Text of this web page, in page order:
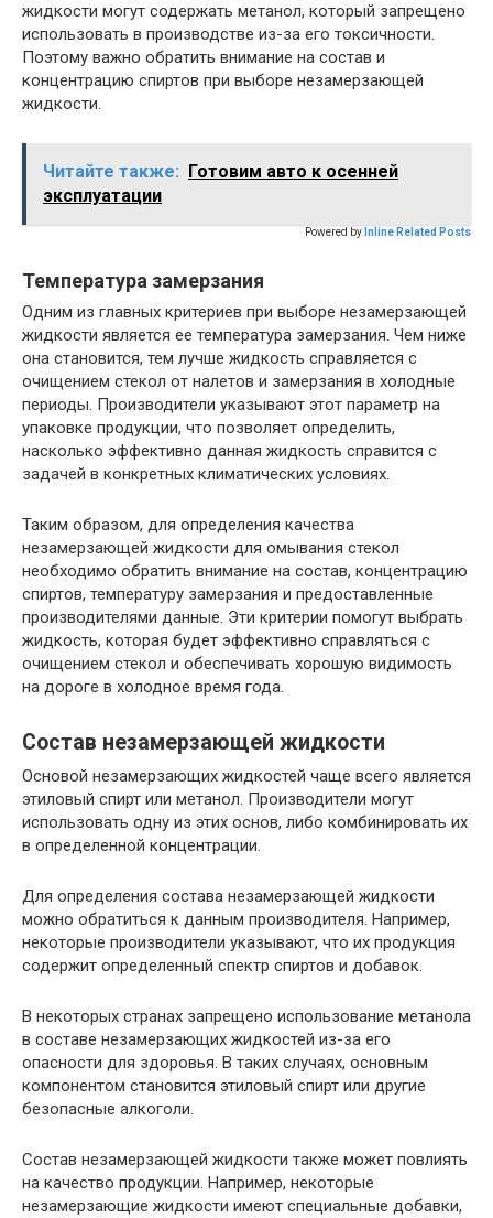
жидкости могут содержать метанол, который запрещено
использовать в производстве из-за его токсичности.
Поэтому важно обратить внимание на состав и
концентрацию спиртов при выборе незамерзающей
жидкости.
Читайте также: Готовим авто к осенней
эксплуатации
Powered by Inline Related Posts
Температура замерзания
Одним из главных критериев при выборе незамерзающей
жидкости является ее температура замерзания. Чем ниже
она становится, тем лучше жидкость справляется с
очищением стекол от налетов и замерзания в холодные
периоды. Производители указывают этот параметр на
упаковке продукции, что позволяет определить,
насколько эффективно данная жидкость справится с
задачей в конкретных климатических условиях.
Таким образом, для определения качества
незамерзающей жидкости для омывания стекол
необходимо обратить внимание на состав, концентрацию
спиртов, температуру замерзания и предоставленные
производителями данные. Эти критерии помогут выбрать
жидкость, которая будет эффективно справляться с
очищением стекол и обеспечивать хорошую видимость
на дороге в холодное время года.
Состав незамерзающей жидкости
Основой незамерзающих жидкостей чаще всего является
этиловый спирт или метанол. Производители могут
использовать одну из этих основ, либо комбинировать их
в определенной концентрации.
Для определения состава незамерзающей жидкости
можно обратиться к данным производителя. Например,
некоторые производители указывают, что их продукция
содержит определенный спектр спиртов и добавок.
В некоторых странах запрещено использование метанола
в составе незамерзающих жидкостей из-за его
опасности для здоровья. В таких случаях, основным
компонентом становится этиловый спирт или другие
безопасные алкоголи.
Состав незамерзающей жидкости также может повлиять
на качество продукции. Например, некоторые
незамерзающие жидкости имеют специальные добавки,